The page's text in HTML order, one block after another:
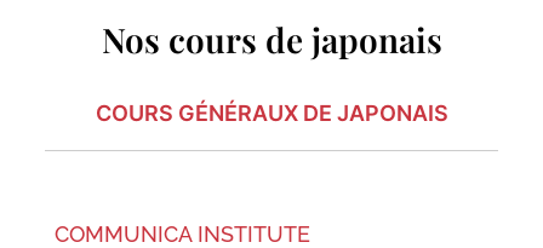
Nos cours de japonais
COURS GÉNÉRAUX DE JAPONAIS
COMMUNICA INSTITUTE